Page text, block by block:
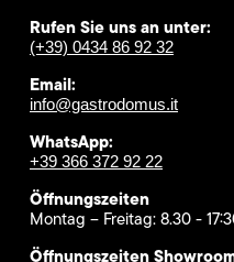
Rufen Sie uns an unter:
(+39) 0434 86 92 32
Email:
info@gastrodomus.it
WhatsApp:
+39 366 372 92 22
Öffnungszeiten
Montag – Freitag: 8.30 -
Öffnungszeiten